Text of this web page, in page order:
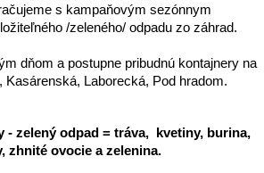
s kampaňovým sezónnym
/zeleného/ odpadu zo záhrad.
dňom a postupne pribudnú kontajnery na
Kasárenská, Laborecká, Pod hradom.
- zelený odpad = tráva, kvetiny, burina,
zhnité ovocie a zelenina.